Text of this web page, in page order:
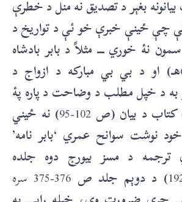
بغېر د تصديق نه منل د خطرې
چې ځينې خبرې خو ئې د تواريخ د
نۀ خوري ـــ مثلاً د بابر بادشاه
هـ) او د بي بي مبارکه د ازواج د
به د خپل مطلب د وضاحت د پاره پۀ
د بيان (ص 102-95
) نه ځيني
نوشت سوانح عمري ‘بابر نامه’
ترجمه د مسز بيورج دوه جلده
) د دوېم جلد ص 376-375 سره